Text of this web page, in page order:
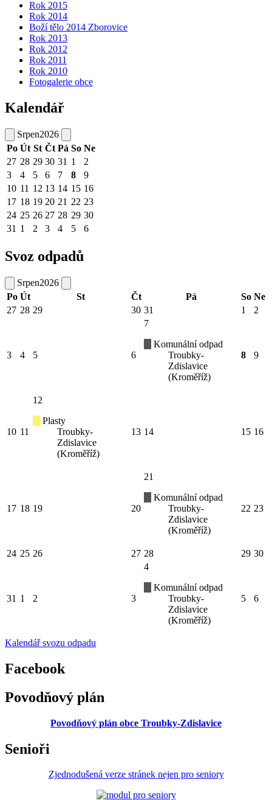
Rok 2015
Rok 2014
Boží tělo 2014 Zborovice
Rok 2013
Rok 2012
Rok 2011
Rok 2010
Fotogalerie obce
Kalendář
Srpen2026
Po Út St Čt Pá So Ne
27 28 29 30 31 1
2
3
4 5 6 7 8
9
10 11 12 13 14 15 16
17 18 19 20 21 22 23
24 25 26 27 28 29 30
31 1 2 3 4 5 6
Svoz odpadů
Srpen2026
Po Út St Čt Pá So Ne
27 28 29 30 31 1 2
3 4 5 6
7
Komunální odpad
Troubky-
Zdislavice
(Kroměříž)
8 9
10 11
12
Plasty
Troubky-
Zdislavice
(Kroměříž)
13 14 15 16
17 18 19 20
21
Komunální odpad
Troubky-
Zdislavice
(Kroměříž)
22 23
24 25 26 27 28 29 30
31 1 2 3
4
Komunální odpad
Troubky-
Zdislavice
(Kroměříž)
5 6
Kalendář svozu odpadu
Facebook
Povodňový plán
Povodňový plán obce Troubky-Zdislavice
Senioři
Zjednodušená verze stránek nejen pro seniory